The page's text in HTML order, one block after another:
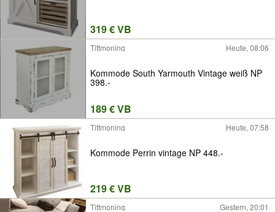
319 € VB
Tittmoning Heute, 08:06
Kommode South Yarmouth Vintage weiß NP
398.-
189 € VB
Tittmoning Heute, 07:58
Kommode Perrin vintage NP 448.-
219 € VB
Tittmoning Gestern, 20:01